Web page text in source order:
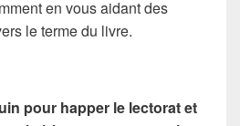
en vous aidant des
le terme du livre.
pour happer le lectorat et